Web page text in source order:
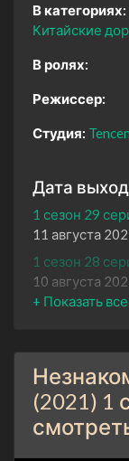
В категориях:
Китайские
В ролях:
Режиссер:
Студия:
Дата
1 сезон 29
11 августа
1 сезон 28
10 августа
1 сезон 27
1 сезон 26
9 августа 2021
1 сезон 25
9 августа 2021
(2021) 1